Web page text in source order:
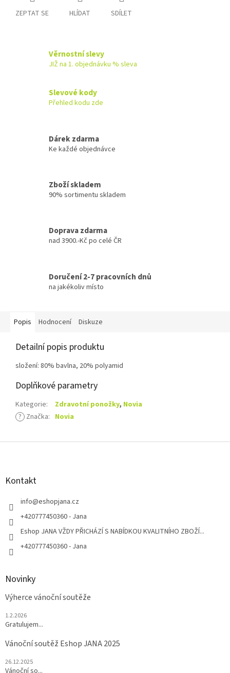
ZEPTAT SE HLÍDAT SDÍLET
Věrnostní slevy
JIŽ na 1. objednávku % sleva
Slevové kody
Přehled kodu zde
Dárek zdarma
Ke každé objednávce
Zboží skladem
90% sortimentu skladem
Doprava zdarma
nad 3900.-Kč po celé ČR
Doručení 2-7 pracovních dnů
na jakékoliv místo
Popis Hodnocení Diskuze
Detailní popis produktu
složení: 80% bavlna, 20% polyamid
Doplňkové parametry
Kategorie: Zdravotní ponožky, Novia
? Značka: Novia
Z
Kontakt
info@eshopjana.cz
+420777450360 - Jana
Eshop JANA VŽDY PŘICHÁZÍ S NABÍDKOU KVALITNÍHO ZBOŽÍ...
+420777450360 - Jana
Novinky
Výherce vánoční soutěže
1.2.2026
Gratulujem...
Vánoční soutěž Eshop JANA 2025
26.12.2025